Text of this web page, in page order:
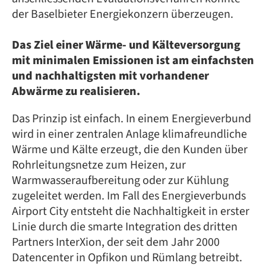
der Baselbieter Energiekonzern überzeugen.
Das Ziel einer Wärme- und Kälteversorgung
mit minimalen Emissionen ist am einfachsten
und nachhaltigsten mit vorhandener
Abwärme zu realisieren.
Das Prinzip ist einfach. In einem Energieverbund
wird in einer zentralen Anlage klimafreundliche
Wärme und Kälte erzeugt, die den Kunden über
Rohrleitungsnetze zum Heizen, zur
Warmwasseraufbereitung oder zur Kühlung
zugeleitet werden. Im Fall des Energieverbunds
Airport City entsteht die Nachhaltigkeit in erster
Linie durch die smarte Integration des dritten
Partners InterXion, der seit dem Jahr 2000
Datencenter in Opfikon und Rümlang betreibt.